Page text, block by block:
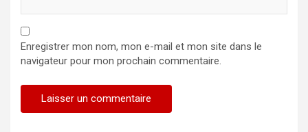
Enregistrer mon nom, mon e-mail et mon site dans le
navigateur pour mon prochain commentaire.